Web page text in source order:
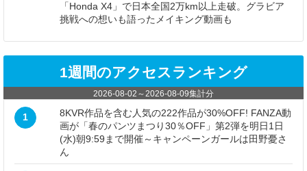
「Honda X4」で日本全国2万km以上走破。グラビア
挑戦への想いも語ったメイキング動画も
1週間のアクセスランキング
2026-08-02 ～2026-08-09集計分
1
8KVR作品を含む人気の222作品が30%OFF! FANZA動
画が「春のパンツまつり30％OFF」第2弾を明日1日
(水)朝9:59まで開催～キャンペーンガールは田野憂さ
ん